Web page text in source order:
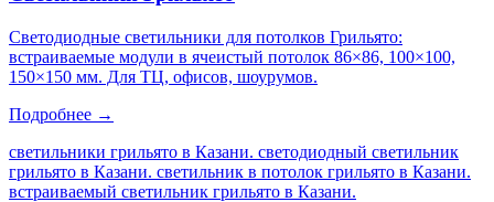
Светодиодные светильники для потолков Грильято:
встраиваемые модули в ячеистый потолок 86×86, 100×100,
150×150 мм. Для ТЦ, офисов, шоурумов.
Подробнее →
светильники грильято в Казани. светодиодный светильник
грильято в Казани. светильник в потолок грильято в Казани.
встраиваемый светильник грильято в Казани.